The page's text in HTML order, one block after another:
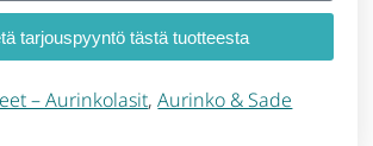
tarjouspyyntö tästä tuotteesta
– Aurinkolasit,Aurinko & Sade